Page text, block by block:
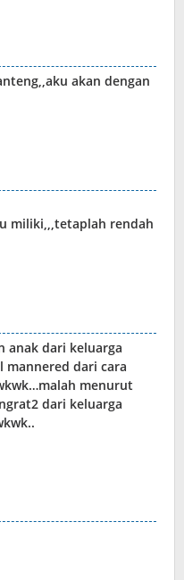
akan dengan
miliki,,,tetaplah rendah
anak dari keluarga
mannered dari cara
menurut
dari keluarga